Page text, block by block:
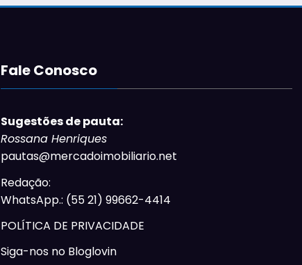
Fale Conosco
Sugestões de pauta:
Rossana Henriques
pautas@mercadoimobiliario.net
Redação:
WhatsApp.: (55 21) 99662-4414
POLÍTICA DE PRIVACIDADE
Siga-nos no Bloglovin